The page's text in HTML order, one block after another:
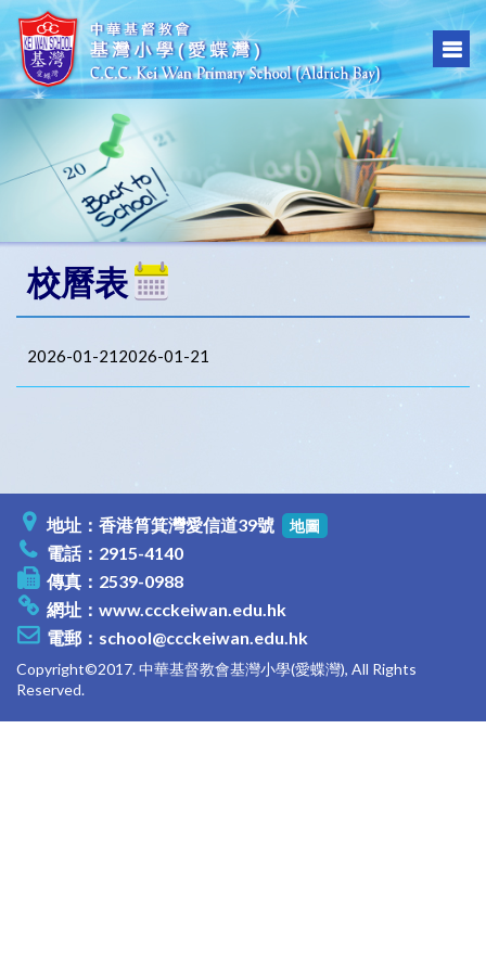
校曆表
2026-01-212026-01-21
地址：香港筲箕灣愛信道39號 地圖
電話：2915-4140
傳真：2539-0988
網址： www.ccckeiwan.edu.hk
電郵： school@ccckeiwan.edu.hk
Copyright©2017. 中華基督教會基灣小學(愛蝶灣), All Rights
Reserved.